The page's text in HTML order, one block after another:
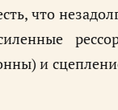
что
и